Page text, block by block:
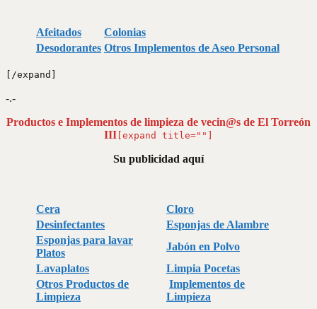
Afeitados
Colonias
Desodorantes Otros Implementos de Aseo Personal
[/expand]
-.-
Productos e Implementos de limpieza de vecin@s de El Torreón
III [expand title=""]
Su publicidad aquí
Cera
Cloro
Desinfectantes
Esponjas de Alambre
Esponjas para lavar
Platos
Jabón en Polvo
Lavaplatos
Limpia Pocetas
Otros Productos de
Limpieza
Implementos de
Limpieza